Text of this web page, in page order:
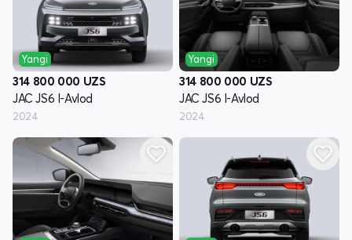
Yangi
314 800 000 UZS
JAC JS6 I-Avlod
2024
Yangi
314 800 000 UZS
JAC JS6 I-Avlod
2024